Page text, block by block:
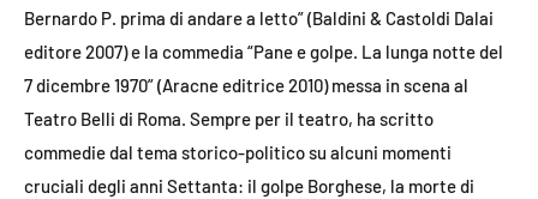
Bernardo P. prima di andare a letto” (Baldini & Castoldi Dalai
editore 2007) e la commedia “Pane e golpe. La lunga notte del
7 dicembre 1970” (Aracne editrice 2010) messa in scena al
Teatro Belli di Roma. Sempre per il teatro, ha scritto
commedie dal tema storico-politico su alcuni momenti
cruciali degli anni Settanta: il golpe Borghese, la morte di